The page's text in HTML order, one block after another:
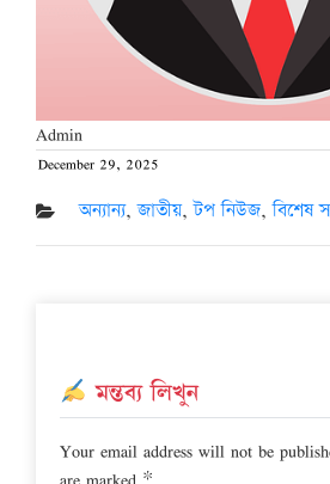
Admin
Posted
on
December 29, 2025
অন্যান্য,জাতীয়,টপ নিউজ,বিশেষ
মন্তব্য লিখুন
Your email address will not be